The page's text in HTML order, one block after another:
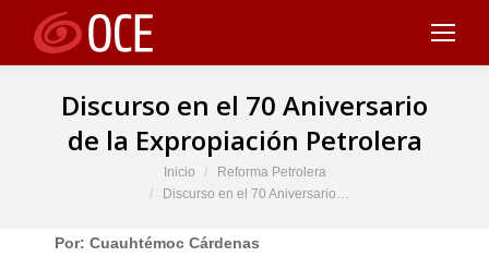
Discurso en el 70 Aniversario
de la Expropiación Petrolera
Inicio
Reforma Petrolera
Discurso en el 70 Aniversario…
Por: Cuauhtémoc Cárdenas